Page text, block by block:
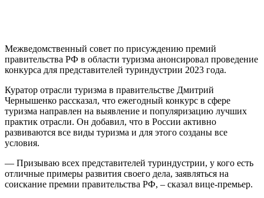
Межведомственный совет по присуждению премий
правительства РФ в области туризма анонсировал проведение
конкурса для представителей туриндустрии 2023 года.
Куратор отрасли туризма в правительстве Дмитрий
Чернышенко рассказал, что ежегодный конкурс в сфере
туризма направлен на выявление и популяризацию лучших
практик отрасли. Он добавил, что в России активно
развиваются все виды туризма и для этого созданы все
условия.
— Призываю всех представителей туриндустрии, у кого есть
отличные примеры развития своего дела, заявляться на
соискание премии правительства РФ, – сказал вице-премьер.